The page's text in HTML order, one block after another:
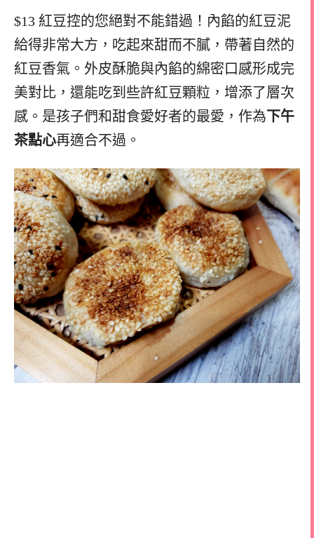
$13 紅豆控的您絕對不能錯過！內餡的紅豆泥
給得非常大方，吃起來甜而不膩，帶著自然的
紅豆香氣。外皮酥脆與內餡的綿密口感形成完
美對比，還能吃到些許紅豆顆粒，增添了層次
感。是孩子們和甜食愛好者的最愛，作為下午
茶點心再適合不過。